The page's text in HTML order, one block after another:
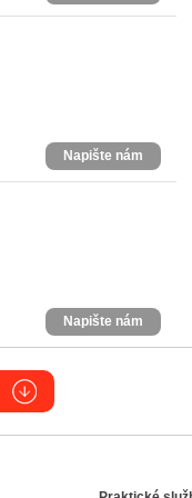
Napište nám
Napište nám